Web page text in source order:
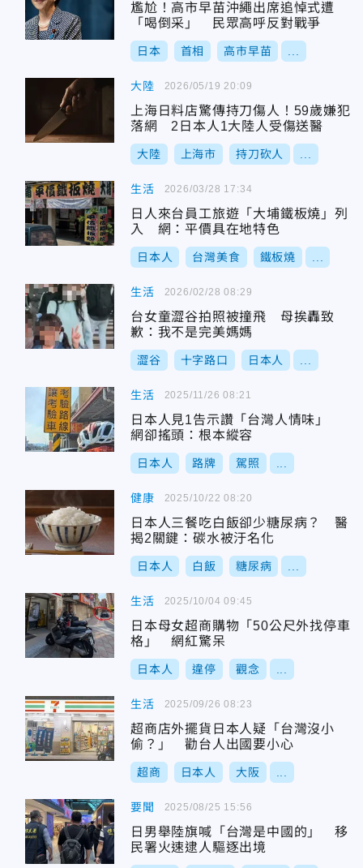
尷尬！高市早苗沖繩出席追悼式遭
「喝倒采」 民眾高呼反對戰爭
日本 首相 高市早苗
大陸
上海日料店驚傳持刀傷人！59歲嫌犯
落網 2日本人1大陸人受傷送醫
大陸 上海市 持刀砍人
2026/05/19 20:09
生活
日人來台員工旅遊「大埔鐵板燒」列
入 網：平價具在地特色
日本人 台灣美食 鐵板燒
2026/03/28 17:34
生活
台女童澀谷拍照被撞飛 母挨轟致
歉：我不是完美媽媽
澀谷 十字路口 日本人
2026/02/28 08:29
生活
日本人見1告示讚「台灣人情味」
網卻搖頭：根本縱容
日本人 路牌 駕照
2025/11/26 08:21
健康
日本人三餐吃白飯卻少糖尿病？ 醫
揭2關鍵：碳水被汙名化
日本人 白飯 糖尿病
2025/10/22 08:20
生活
日本母女超商購物「50公尺外找停車
格」 網紅驚呆
日本人 違停 觀念
2025/10/04 09:45
生活
超商店外擺貨日本人疑「台灣沒小
偷？」 勸台人出國要小心
超商 日本人 大阪
2025/09/26 08:23
要聞
日男舉陸旗喊「台灣是中國的」 移
民署火速逮人驅逐出境
2025/08/25 15:56